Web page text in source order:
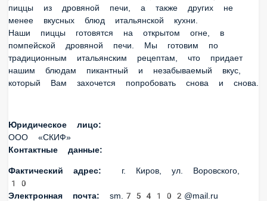
дровяной печи, а также других не менее вкусных блюд
итальянской кухни.
Наши пиццы готовятся на открытом огне, в помпейской
дровяной печи. Мы готовим по традиционным
итальянским рецептам, что придает нашим блюдам
пикантный и незабываемый вкус, который Вам захочется
попробовать снова и снова.
Юридическое лицо:
ООО «СКИФ»
Контактные данные:
Фактический адрес:
г. Киров, ул. Воровского, 10
Электронная почта:
Телефон:+7 (922) 660-73-22